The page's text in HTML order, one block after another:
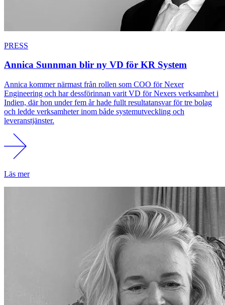
PRESS
Annica Sunnman blir ny VD för KR System
Annica kommer närmast från rollen som COO för Nexer
Engineering och har dessförinnan varit VD för Nexers verksamhet i
Indien, där hon under fem år hade fullt resultatansvar för tre bolag
och ledde verksamheter inom både systemutveckling och
leveranstjänster.
Läs mer